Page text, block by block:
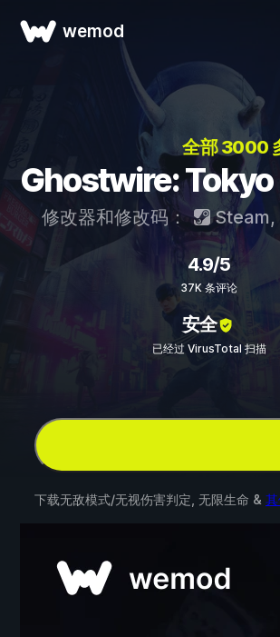
wemod
全部 3000
Ghostwire: Tokyo
修改器和修改码： Steam,
4.9/5
37K 条评论
安全
已经过 VirusTotal 扫描
下载无敌模式/无视伤害判定, 无限生命 &